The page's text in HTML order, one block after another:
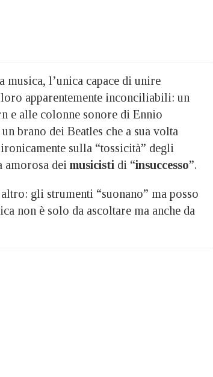
musica, l’unica capace di unire
apparentemente inconciliabili: un
e alle colonne sonore di Ennio
brano dei Beatles che a sua volta
sulla “tossicità” degli
amorosa dei musicisti di “insuccesso”.
gli strumenti “suonano” ma posso
non è solo da ascoltare ma anche da